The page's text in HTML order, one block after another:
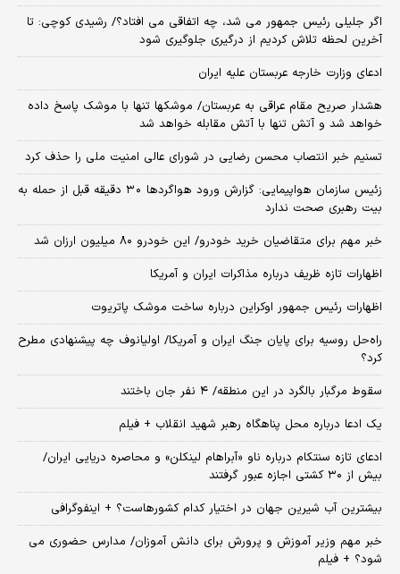
اگر جلیلی رئیس جمهور می شد، چه اتفاقی می افتاد؟/ رشیدی کوچی: تا
آخرین لحظه تلاش کردیم از درگیری جلوگیری شود
ادعای وزارت خارجه عربستان علیه ایران
هشدار صریح مقام عراقی به عربستان/ موشکها تنها با موشک پاسخ داده
خواهد شد و آتش تنها با آتش مقابله خواهد شد
تسنیم خبر انتصاب محسن رضایی در شورای عالی امنیت ملی را حذف کرد
زئیس سازمان هواپیمایی: گزارش ورود هواگردها ٣٠ دقیقه قبل از حمله به
بیت رهبری صحت ندارد
خبر مهم برای متقاضیان خرید خودرو/ این خودرو ۸۰ میلیون ارزان شد
اظهارات تازه ظریف درباره مذاکرات ایران و آمریکا
اظهارات رئیس جمهور اوکراین درباره ساخت موشک پاتریوت
راه‌حل روسیه برای پایان جنگ ایران و آمریکا/ اولیانوف چه پیشنهادی مطرح
کرد؟
سقوط مرگبار بالگرد در این منطقه/ ۴ نفر جان باختند
یک ادعا درباره محل پناهگاه‌ رهبر شهید انقلاب + فیلم
ادعای تازه سنتکام درباره ناو «آبراهام لینکلن» و محاصره دریایی ایران/
بیش از ۳۰ کشتی اجازه عبور گرفتند
بیشترین آب شیرین جهان در اختیار کدام کشورهاست؟ + اینفوگرافی
خبر مهم وزیر آموزش و پرورش برای دانش آموزان/ مدارس حضوری می
شود؟ + فیلم